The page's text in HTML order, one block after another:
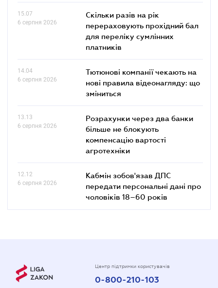
15.07
6 серпня 2026
Скільки разів на рік
перераховують прохідний бал
для переліку сумлінних
платників
14.04
6 серпня 2026
Тютюнові компанії чекають на
нові правила відеонагляду: що
зміниться
13.13
6 серпня 2026
Розрахунки через два банки
більше не блокують
компенсацію вартості
агротехніки
12.12
6 серпня 2026
Кабмін зобов'язав ДПС
передати персональні дані про
чоловіків 18–60 років
Центр підтримки користувачів
0-800-210-103